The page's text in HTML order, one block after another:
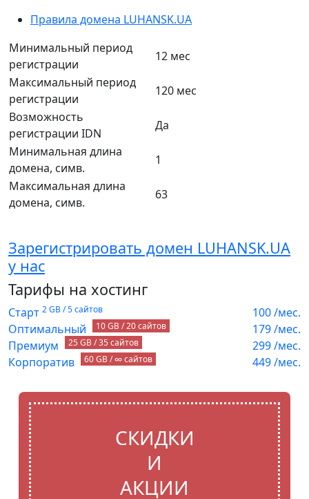
Правила домена LUHANSK.UA
Минимальный период
регистрации
12 мес
Максимальный период
регистрации
120 мес
Возможность
регистрации IDN
Да
Минимальная длина
домена, симв.
1
Максимальная длина
домена, симв.
63
Зарегистрировать домен LUHANSK.UA
у нас
Тарифы на хостинг
Старт 2 GB / 5 сайтов 100/мес.
Оптимальный
10 GB / 20 сайтов 179/мес.
Премиум
25 GB / 35 сайтов 299/мес.
Корпоратив
60 GB / ∞ сайтов 449/мес.
СКИДКИ
И
АКЦИИ